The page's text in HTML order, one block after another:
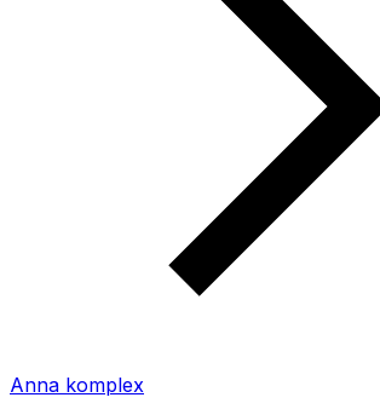
Anna komplex